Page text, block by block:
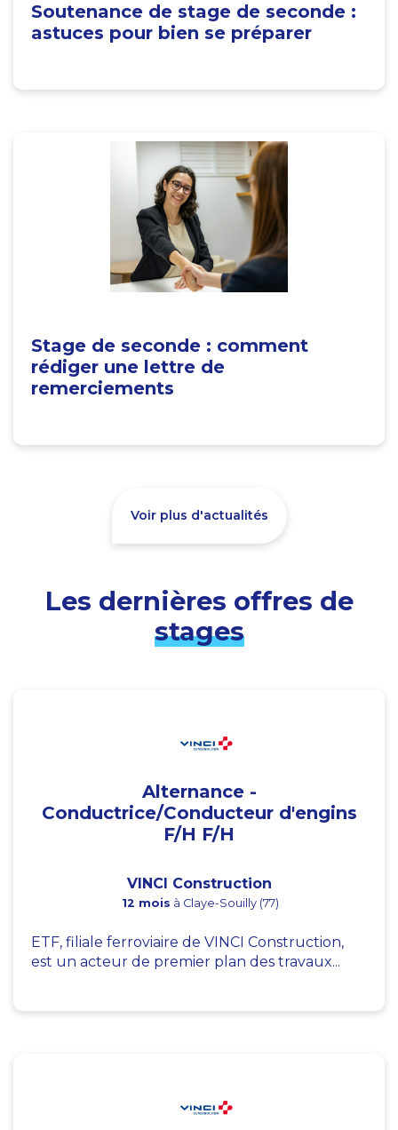
Soutenance de stage de seconde :
astuces pour bien se préparer
Stage de seconde : comment
rédiger une lettre de
remerciements
Voir plus d'actualités
Les dernières offres de
stages
Alternance -
Conductrice/Conducteur d'engins
F/H F/H
VINCI Construction
12 mois à Claye-Souilly (77)
ETF, filiale ferroviaire de VINCI Construction,
est un acteur de premier plan des travaux...